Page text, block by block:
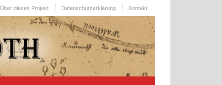
Kontakt
Datenschutzerklärung
Über dieses Projekt